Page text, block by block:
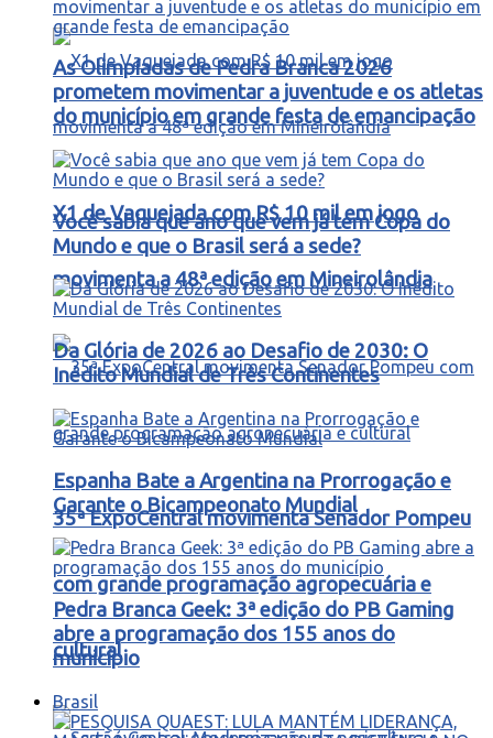
X1 de Vaquejada com R$ 10 mil em jogo
movimenta a 48ª edição em Mineirolândia
35ª ExpoCentral movimenta Senador Pompeu
com grande programação agropecuária e
cultural
As Olimpíadas de Pedra Branca 2026
prometem movimentar a juventude e os atletas
do município em grande festa de emancipação
Você sabia que ano que vem já tem Copa do
Mundo e que o Brasil será a sede?
Da Glória de 2026 ao Desafio de 2030: O
Inédito Mundial de Três Continentes
Espanha Bate a Argentina na Prorrogação e
Garante o Bicampeonato Mundial
Pedra Branca Geek: 3ª edição do PB Gaming
abre a programação dos 155 anos do
município
Brasil